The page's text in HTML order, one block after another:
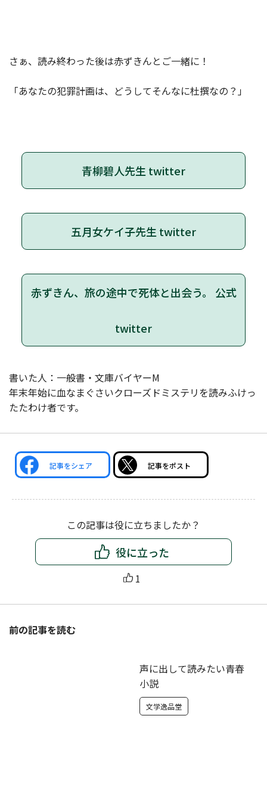
さぁ、読み終わった後は赤ずきんとご一緒に！
「あなたの犯罪計画は、どうしてそんなに杜撰なの？」
青柳碧人先生 twitter
五月女ケイ子先生 twitter
赤ずきん、旅の途中で死体と出会う。 公式
twitter
書いた人：一般書・文庫バイヤーM
年末年始に血なまぐさいクローズドミステリを読みふけっ
たたわけ者です。
記事をシェア 記事をポスト
この記事は役に立ちましたか？
役に立った
1
前の記事を読む
声に出して読みたい青春
小説
文学逸品堂